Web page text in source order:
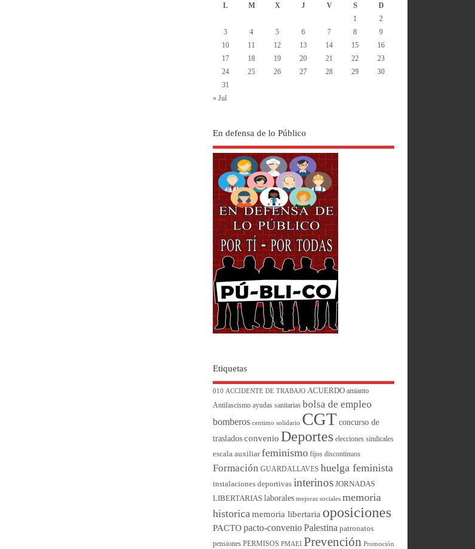
L M X J V S
D
1
2
3
4 5 6 7 8
9
10
11 12 13 14 15
16
17
18 19 20 21 22
23
24
25 26 27 28 29
30
31
« Jul
En defensa de lo Público
Etiquetas
010 ACCIDENTE DE TRABAJO ACUERDO amianto
Antifascismo ayudas sanitarias bolsa de empleo
bomberos centimo solidario CGT concurso de
traslados convenio Deportes elecciones sindicales
escala auxiliar feminismo fijos discontinuos
Formación GUARDALLAVES huelga feminista
instalaciones deportivas interinos JORNADAS
LIBERTARIAS laborales mejoras sociales memoria
historica memoria libertaria oposiciones
PACTO pacto-convenio Palestina patronatos
pensiones PERMISOS PMAEI Prevención Promoción